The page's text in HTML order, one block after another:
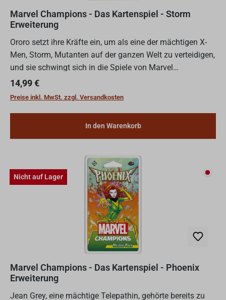
Marvel Champions - Das Kartenspiel - Storm
Erweiterung
Ororo setzt ihre Kräfte ein, um als eine der mächtigen X-
Men, Storm, Mutanten auf der ganzen Welt zu verteidigen,
und sie schwingt sich in die Spiele von Marvel
Champions: Das Kartenspiel. Storm kann buchstäblich
das...
Regulärer Preis:
14,99 €
Preise inkl. MwSt. zzgl. Versandkosten
In den Warenkorb
Nicht auf Lager Nicht
Marvel Champions - Das Kartenspiel - Phoenix
Erweiterung
Jean Grey, eine mächtige Telepathin, gehörte bereits zu